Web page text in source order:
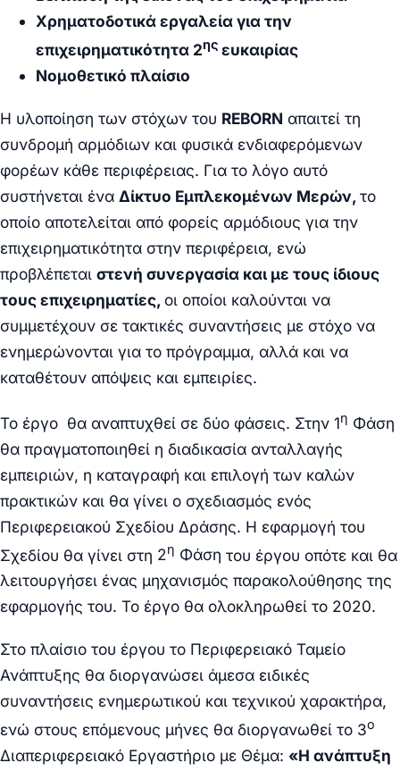
Χρηματοδοτικά εργαλεία για την
επιχειρηματικότητα 2ης ευκαιρίας
Νομοθετικό πλαίσιο
Η υλοποίηση των στόχων του REBORN απαιτεί τη
συνδρομή αρμόδιων και φυσικά ενδιαφερόμενων
φορέων κάθε περιφέρειας. Για το λόγο αυτό
συστήνεται ένα Δίκτυο Εμπλεκομένων Μερών,το
οποίο αποτελείται από φορείς αρμόδιους για την
επιχειρηματικότητα στην περιφέρεια, ενώ
προβλέπεται στενή συνεργασία και με τους ίδιους
τους επιχειρηματίες,οι οποίοι καλούνται να
συμμετέχουν σε τακτικές συναντήσεις με στόχο να
ενημερώνονται για το πρόγραμμα, αλλά και να
καταθέτουν απόψεις και εμπειρίες.
Το έργο θα αναπτυχθεί σε δύο φάσεις. Στην 1η Φάση
θα πραγματοποιηθεί η διαδικασία ανταλλαγής
εμπειριών, η καταγραφή και επιλογή των καλών
πρακτικών και θα γίνει ο σχεδιασμός ενός
Περιφερειακού Σχεδίου Δράσης. Η εφαρμογή του
Σχεδίου θα γίνει στη 2η Φάση του έργου οπότε και θα
λειτουργήσει ένας μηχανισμός παρακολούθησης της
εφαρμογής του. Το έργο θα ολοκληρωθεί το 2020.
Στο πλαίσιο του έργου το Περιφερειακό Ταμείο
Ανάπτυξης θα διοργανώσει άμεσα ειδικές
συναντήσεις ενημερωτικού και τεχνικού χαρακτήρα,
ενώ στους επόμενους μήνες θα διοργανωθεί το 3ο
Διαπεριφερειακό Εργαστήριο με Θέμα: «Η ανάπτυξη